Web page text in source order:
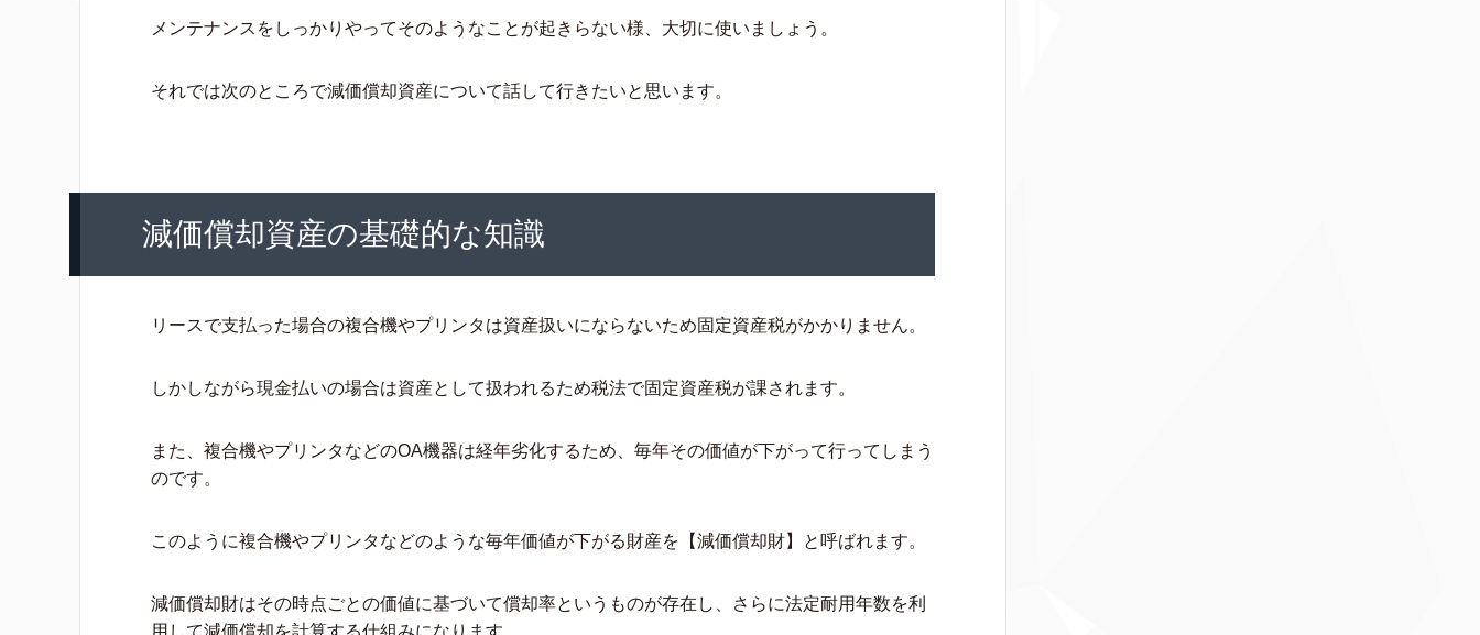
メンテナンスをしっかりやってそのようなことが起きらない様、大切に使いましょう。
それでは次のところで減価償却資産について話して行きたいと思います。
減価償却資産の基礎的な知識
リースで支払った場合の複合機やプリンタは資産扱いにならないため固定資産税がかかりません。
しかしながら現金払いの場合は資産として扱われるため税法で固定資産税が課されます。
また、複合機やプリンタなどのOA機器は経年劣化するため、毎年その価値が下がって行ってしまう
のです。
このように複合機やプリンタなどのような毎年価値が下がる財産を【減価償却財】と呼ばれます。
減価償却財はその時点ごとの価値に基づいて償却率というものが存在し、さらに法定耐用年数を利
用して減価償却を計算する仕組みになります。